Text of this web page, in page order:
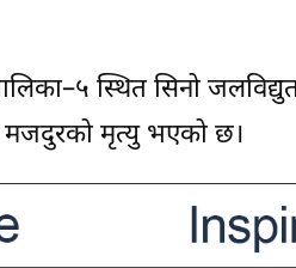
स्थित सिनो
मजदुरको मृत्यु भएको छ।